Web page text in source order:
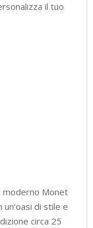
il tuo
Monet
di stile e
circa 25